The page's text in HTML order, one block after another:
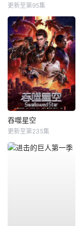
更新至第95集
吞噬星空
更新至第235集